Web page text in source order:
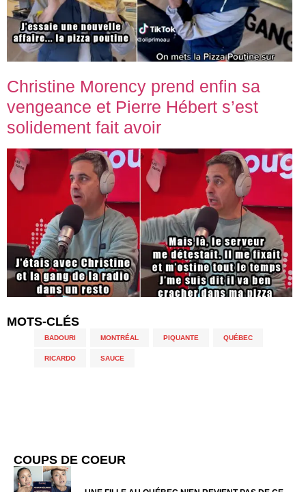
Christine Morency prend enfin sa
vengeance et Pierre Hébert s’est
solidement fait avoir
MOTS-CLÉS
BADOURI MONTRÉAL PIQUANTE QUÉBEC
RICARDO SAUCE
COUPS DE COEUR